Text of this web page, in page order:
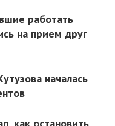
работать
на прием друг
началась
как остановить